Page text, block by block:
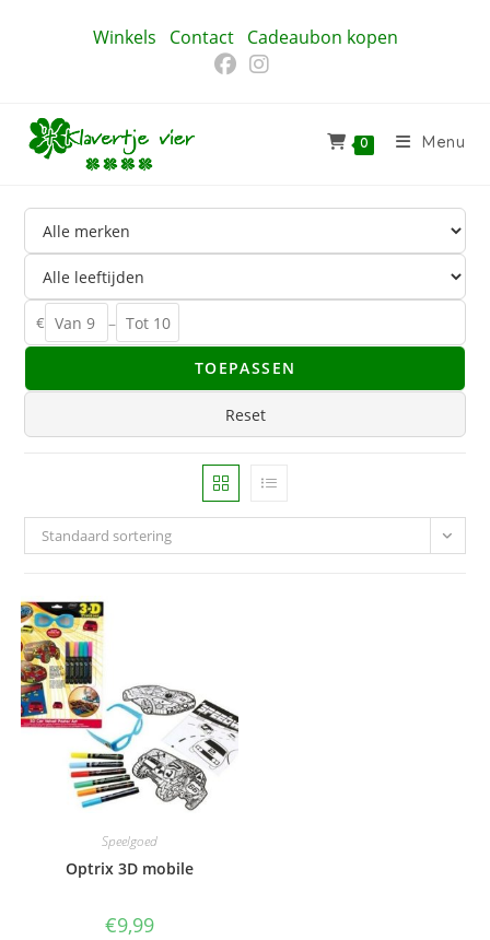
Winkels Contact Cadeaubon kopen
0 Menu
€ –
TOEPASSEN
Reset
Standaard sortering
Speelgoed
Optrix 3D mobile
€9,99